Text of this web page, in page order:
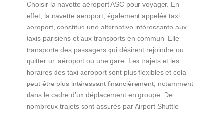
Choisir la navette aéroport ASC pour voyager. En
effet, la navette aeroport, également appelée taxi
aeroport, constitue une alternative intéressante aux
taxis parisiens et aux transports en commun. Elle
transporte des passagers qui désirent rejoindre ou
quitter un aéroport ou une gare. Les trajets et les
horaires des taxi aeroport sont plus flexibles et cela
peut être plus intéressant financièrement, notamment
dans le cadre d’un déplacement en groupe. De
nombreux trajets sont assurés par Airport Shuttle